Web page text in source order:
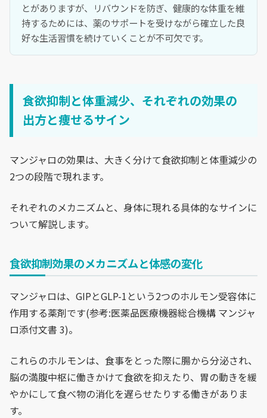
とがありますが、リバウンドを防ぎ、健康的な体重を維
持するためには、薬のサポートを受けながら確立した良
好な生活習慣を続けていくことが不可欠です。
食欲抑制と体重減少、それぞれの効果の
出方と痩せるサイン
マンジャロの効果は、大きく分けて食欲抑制と体重減少の
2つの段階で現れます。
それぞれのメカニズムと、身体に現れる具体的なサインに
ついて解説します。
食欲抑制効果のメカニズムと体感の変化
マンジャロは、GIPとGLP-1という2つのホルモン受容体に
作用する薬剤です(参考:医薬品医療機器総合機構 マンジャ
ロ添付文書 3)。
これらのホルモンは、食事をとった際に腸から分泌され、
脳の満腹中枢に働きかけて食欲を抑えたり、胃の動きを緩
やかにして食べ物の消化を遅らせたりする働きがありま
す。